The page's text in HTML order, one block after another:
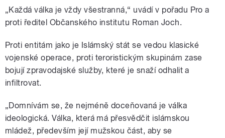
„Každá válka je vždy všestranná,“ uvádí v pořadu Pro a
proti ředitel Občanského institutu Roman Joch.
Proti entitám jako je Islámský stát se vedou klasické
vojenské operace, proti teroristickým skupinám zase
bojují zpravodajské služby, které je snaží odhalit a
infiltrovat.
„Domnívám se, že nejméně doceňovaná je válka
ideologická. Válka, která má přesvědčit islámskou
mládež, především její mužskou část, aby se